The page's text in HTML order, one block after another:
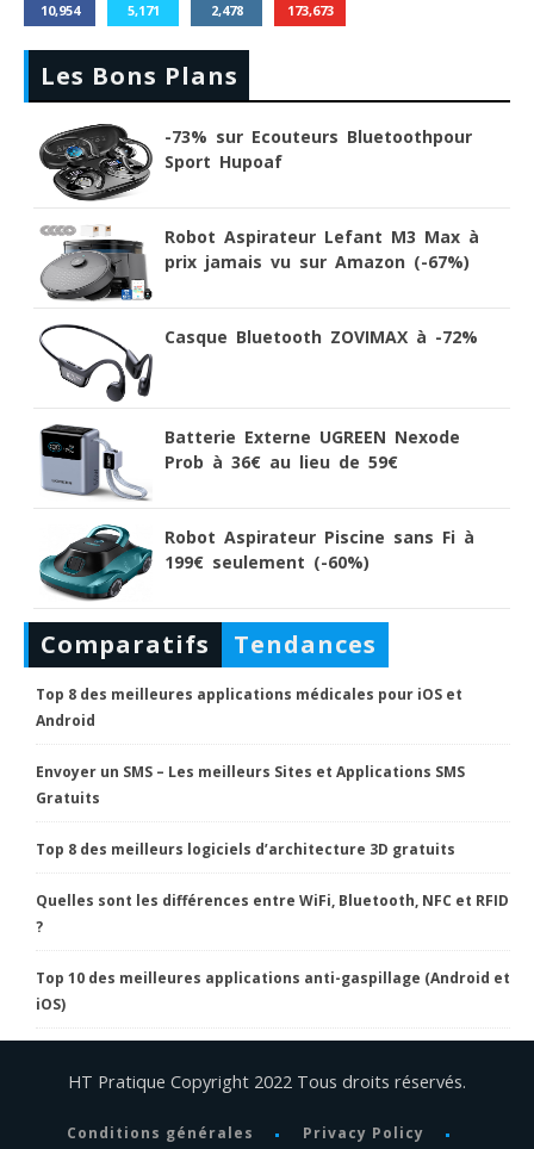
10,954 5,171 2,478 173,673
Les Bons Plans
-73% sur Ecouteurs Bluetoothpour
Sport Hupoaf
Robot Aspirateur Lefant M3 Max à
prix jamais vu sur Amazon (-67%)
Casque Bluetooth ZOVIMAX à -72%
Batterie Externe UGREEN Nexode
Prob à 36€ au lieu de 59€
Robot Aspirateur Piscine sans Fi à
199€ seulement (-60%)
Comparatifs Tendances
Top 8 des meilleures applications médicales pour iOS et
Android
Envoyer un SMS – Les meilleurs Sites et Applications SMS
Gratuits
Top 8 des meilleurs logiciels d’architecture 3D gratuits
Quelles sont les différences entre WiFi, Bluetooth, NFC et RFID
?
Top 10 des meilleures applications anti-gaspillage (Android et
iOS)
HT Pratique Copyright 2022 Tous droits réservés.
Conditions générales Privacy Policy